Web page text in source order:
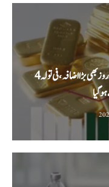
پاکستان میں سونے کی قیمت میں مسلسل تیسرے روز بھی بڑا اضافہ، فی تولہ 4